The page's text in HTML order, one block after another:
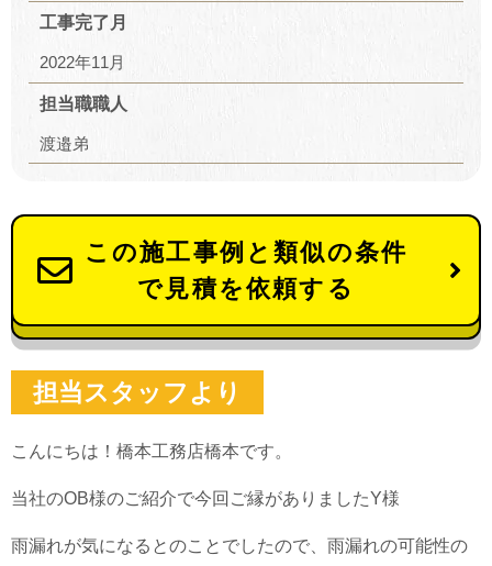
工事完了月
2022年11月
担当職職人
渡邉弟
この施工事例と類似の条件
で見積を依頼する
担当スタッフより
こんにちは！橋本工務店橋本です。
当社のOB様のご紹介で今回ご縁がありましたY様
雨漏れが気になるとのことでしたので、雨漏れの可能性の